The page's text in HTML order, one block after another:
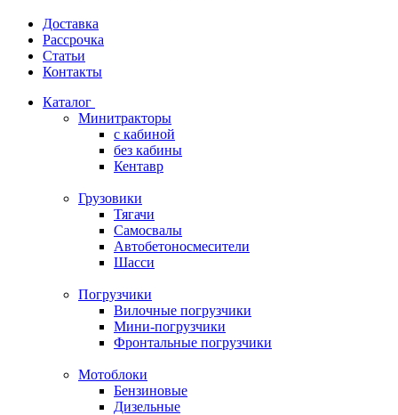
Доставка
Рассрочка
Статьи
Контакты
Каталог
Минитракторы
c кабиной
без кабины
Кентавр
Грузовики
Тягачи
Самосвалы
Автобетоносмесители
Шасси
Погрузчики
Вилочные погрузчики
Мини-погрузчики
Фронтальные погрузчики
Мотоблоки
Бензиновые
Дизельные